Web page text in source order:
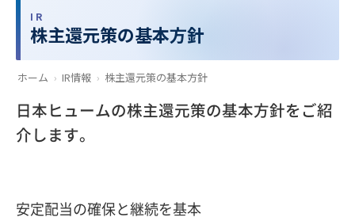
IR
株主還元策の基本方針
ホーム › IR情報 › 株主還元策の基本方針